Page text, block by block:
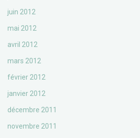
juin 2012
mai 2012
avril 2012
mars 2012
février 2012
janvier 2012
décembre 2011
novembre 2011